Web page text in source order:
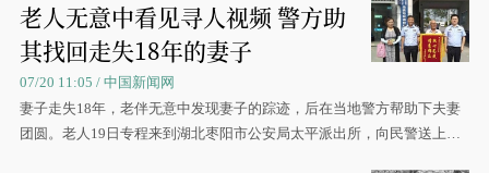
老人无意中看见寻人视频 警方助
其找回走失18年的妻子
07/20 11:05 / 中国新闻网
妻子走失18年，老伴无意中发现妻子的踪迹，后在当地警方帮助下夫妻
团圆。老人19日专程来到湖北枣阳市公安局太平派出所，向民警送上锦